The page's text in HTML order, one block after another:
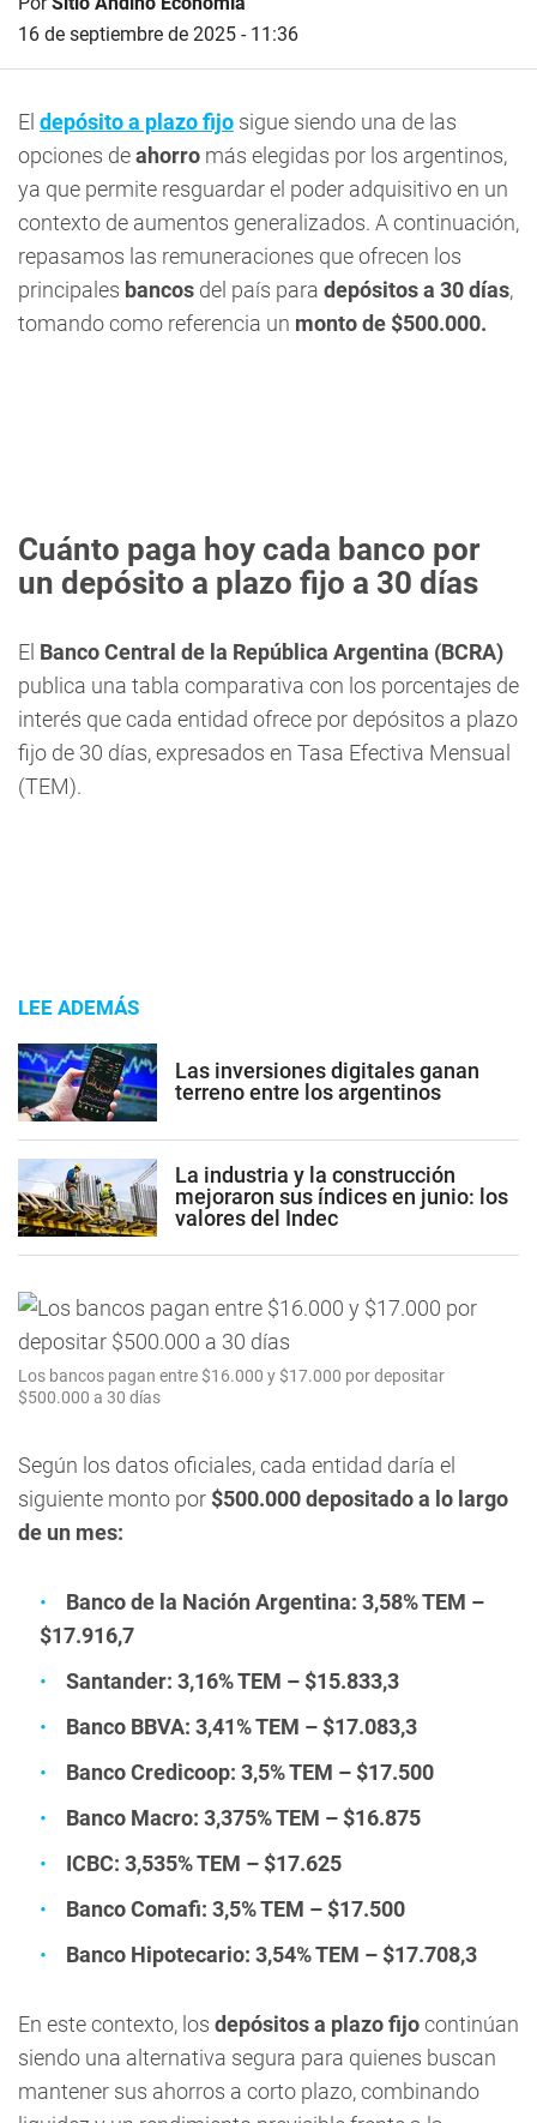
16 de septiembre de 2025 - 11:36
El depósito a plazo fijo sigue siendo una de las
opciones deahorro más elegidas por los argentinos,
ya que permite resguardar el poder adquisitivo en un
contexto de aumentos generalizados. A continuación,
repasamos las remuneraciones que ofrecen los
principales bancos del país para depósitos a 30 días,
tomando como referencia un monto de $500.000.
Cuánto paga hoy cada banco por
un depósito a plazo fijo a 30 días
El Banco Central de la República Argentina (BCRA)
publica una tabla comparativa con los porcentajes de
interés que cada entidad ofrece por depósitos a plazo
fijo de 30 días, expresados en Tasa Efectiva Mensual
(TEM).
LEE ADEMÁS
Las inversiones digitales ganan
terreno entre los argentinos
La industria y la construcción
mejoraron sus índices en junio: los
valores del Indec
Los bancos pagan entre $16.000 y $17.000 por depositar
$500.000 a 30 días
Según los datos oficiales, cada entidad daría el
siguiente monto por $500.000 depositado a lo largo
de un mes:
Banco de la Nación Argentina: 3,58% TEM –
$17.916,7
Santander: 3,16% TEM – $15.833,3
Banco BBVA: 3,41% TEM – $17.083,3
Banco Credicoop: 3,5% TEM – $17.500
Banco Macro: 3,375% TEM – $16.875
ICBC: 3,535% TEM – $17.625
Banco Comafi: 3,5% TEM – $17.500
Banco Hipotecario: 3,54% TEM – $17.708,3
En este contexto, los depósitos a plazo fijocontinúan
siendo una alternativa segura para quienes buscan
mantener sus ahorros a corto plazo, combinando